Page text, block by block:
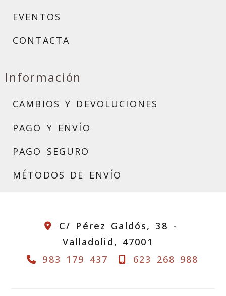
EVENTOS
CONTACTA
Información
CAMBIOS Y DEVOLUCIONES
PAGO Y ENVÍO
PAGO SEGURO
MÉTODOS DE ENVÍO
C/ Pérez Galdós, 38 -
Valladolid, 47001
983 179 437
623 268 988